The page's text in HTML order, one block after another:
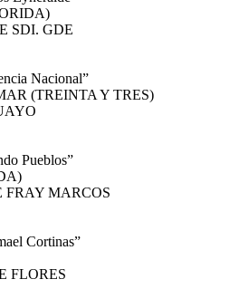
SDI. GDE
Nacional”
(TREINTA Y TRES)
Pueblos”
MARCOS
Cortinas”
FLORES